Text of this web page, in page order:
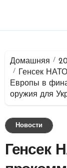
Домашняя
Генсек
Европы в
оружия для
Новости
Генсек